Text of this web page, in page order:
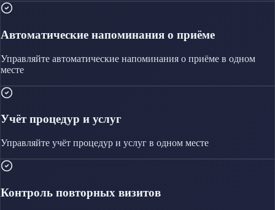
Автоматические напоминания о приёме
Управляйте автоматические напоминания о приёме в одном
месте
Учёт процедур и услуг
Управляйте учёт процедур и услуг в одном месте
Контроль повторных визитов